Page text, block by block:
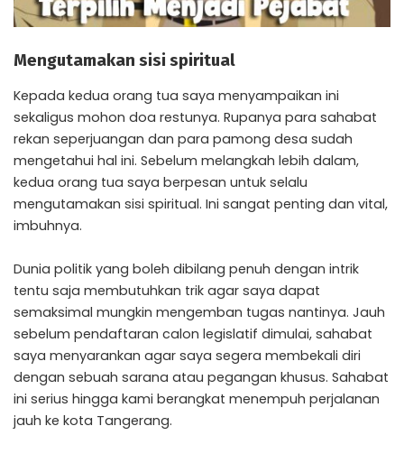
Mengutamakan sisi spiritual
Kepada kedua orang tua saya menyampaikan ini
sekaligus mohon doa restunya. Rupanya para sahabat
rekan seperjuangan dan para pamong desa sudah
mengetahui hal ini. Sebelum melangkah lebih dalam,
kedua orang tua saya berpesan untuk selalu
mengutamakan sisi spiritual. Ini sangat penting dan vital,
imbuhnya.
Dunia politik yang boleh dibilang penuh dengan intrik
tentu saja membutuhkan trik agar saya dapat
semaksimal mungkin mengemban tugas nantinya. Jauh
sebelum pendaftaran calon legislatif dimulai, sahabat
saya menyarankan agar saya segera membekali diri
dengan sebuah sarana atau pegangan khusus. Sahabat
ini serius hingga kami berangkat menempuh perjalanan
jauh ke kota Tangerang.